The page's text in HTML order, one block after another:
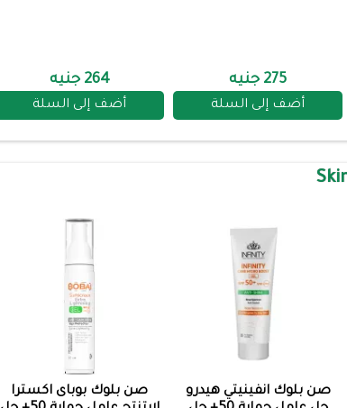
275 جنيه
أضف إلى السلة
264 جنيه
أضف إلى السلة
صن بلوك انفينيتي هيدرو
صن بلوك بوباى اكسترا